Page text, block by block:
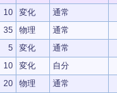
10 変化 通常
35 物理 通常
5 変化 通常
10 変化 自分
20 物理 通常